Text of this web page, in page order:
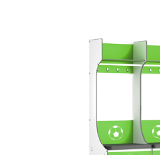
1S700B, 1S700Bm